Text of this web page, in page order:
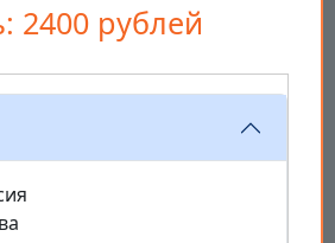
2400 рублей